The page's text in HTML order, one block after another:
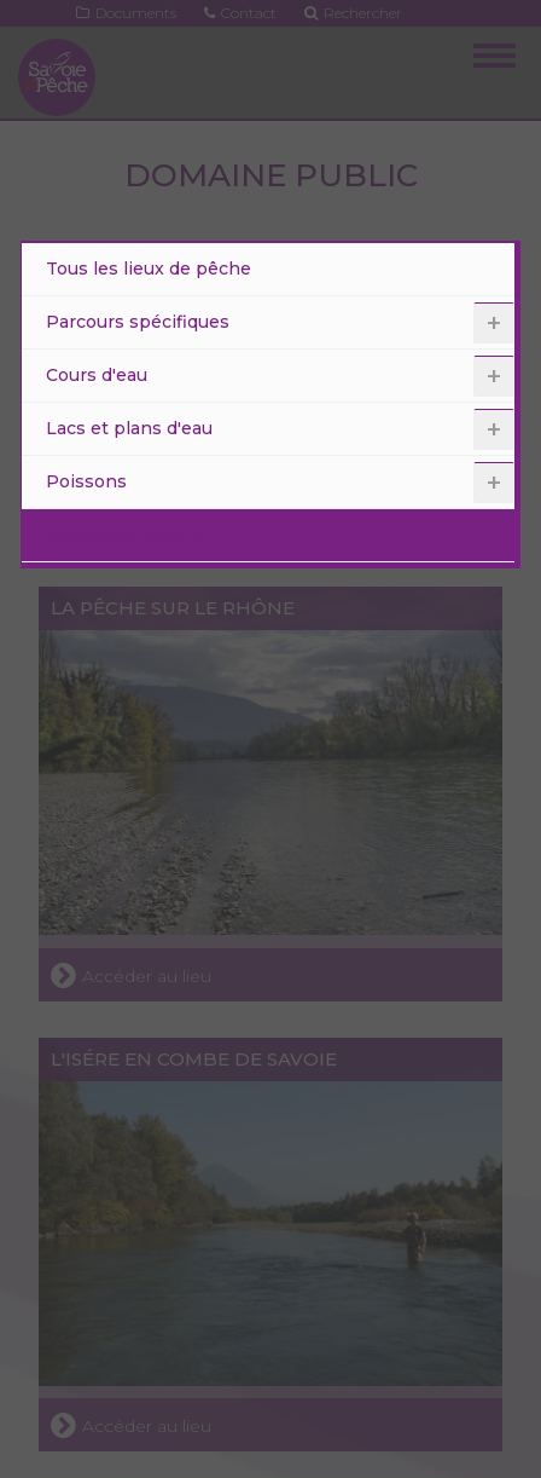
contenu
principal
Documents Contact Rechercher
DOMAINE PUBLIC
Tous les lieux de pêche
Parcours spécifiques
Cours d'eau
Lacs et plans d'eau
Poissons
LA PÊCHE SUR LE RHÔNE
Accéder au lieu
L'ISÉRE EN COMBE DE SAVOIE
Accéder au lieu